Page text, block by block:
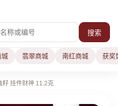
搜索
城 翡翠商城 南红商城 获奖
籽 挂件财神 11.2克